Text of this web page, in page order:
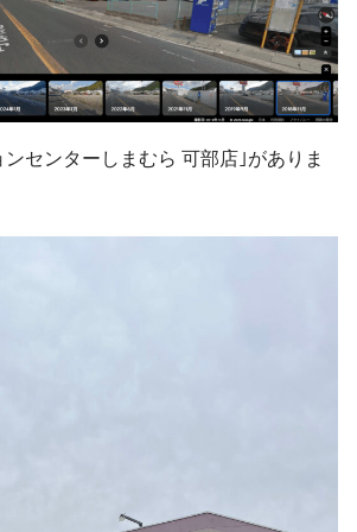
センターしまむら 可部店｣がありま